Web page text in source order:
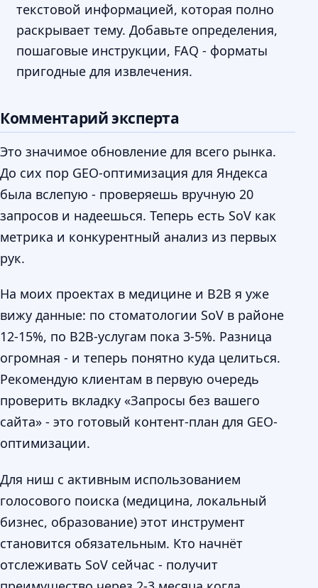
текстовой информацией, которая полно
раскрывает тему. Добавьте определения,
пошаговые инструкции, FAQ - форматы
пригодные для извлечения.
Комментарий эксперта
Это значимое обновление для всего рынка.
До сих пор GEO-оптимизация для Яндекса
была вслепую - проверяешь вручную 20
запросов и надеешься. Теперь есть SoV как
метрика и конкурентный анализ из первых
рук.
На моих проектах в медицине и B2B я уже
вижу данные: по стоматологии SoV в районе
12-15%, по B2B-услугам пока 3-5%. Разница
огромная - и теперь понятно куда целиться.
Рекомендую клиентам в первую очередь
проверить вкладку «Запросы без вашего
сайта» - это готовый контент-план для GEO-
оптимизации.
Для ниш с активным использованием
голосового поиска (медицина, локальный
бизнес, образование) этот инструмент
становится обязательным. Кто начнёт
отслеживать SoV сейчас - получит